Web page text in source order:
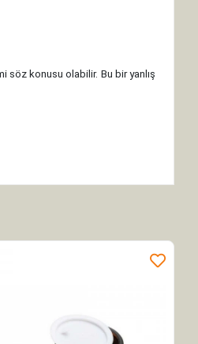
konusu olabilir. Bu bir yanlış